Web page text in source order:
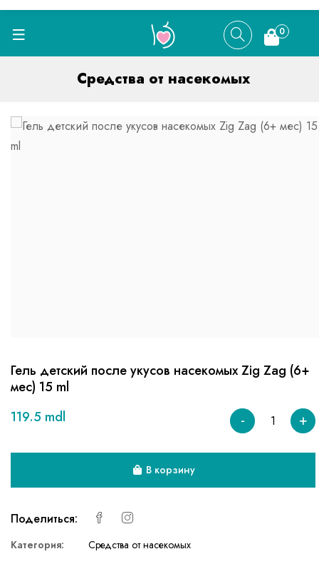
0
Средства от насекомых
Гель детский после укусов насекомых Zig Zag (6+
мес) 15 ml
119.5 mdl
- +
В корзину
Поделиться:
Категория: Средства от насекомых